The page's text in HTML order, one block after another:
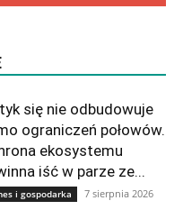
się nie odbudowuje
ograniczeń połowów.
ekosystemu
iść w parze ze...
i gospodarka 7 sierpnia 2026